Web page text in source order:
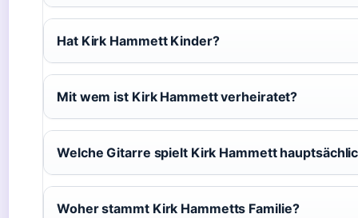
Hat Kirk Hammett Kinder?
Mit wem ist Kirk Hammett verheiratet?
Welche Gitarre spielt Kirk Hammett
Woher stammt Kirk Hammetts Familie?